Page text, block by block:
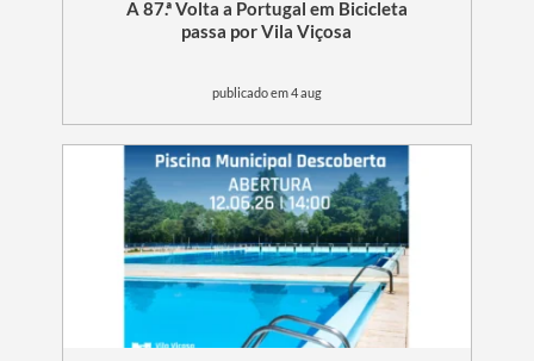
A 87.ª Volta a Portugal em Bicicleta
passa por Vila Viçosa
publicado em 4 aug